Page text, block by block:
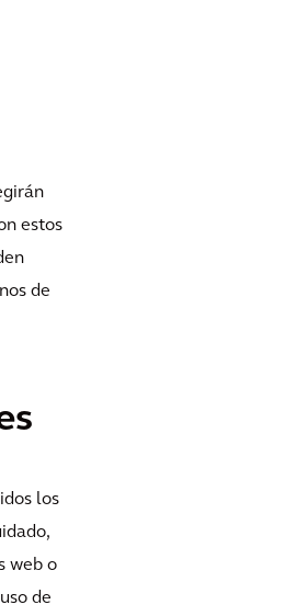
estos
de
los
web o
de